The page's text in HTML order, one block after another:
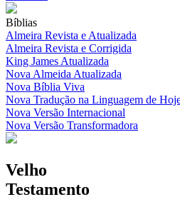
Bíblias
Almeira Revista e Atualizada
Almeira Revista e Corrigida
King James Atualizada
Nova Almeida Atualizada
Nova Bíblia Viva
Nova Tradução na Linguagem de
Nova Versão Internacional
Nova Versão Transformadora
Velho
Testamento